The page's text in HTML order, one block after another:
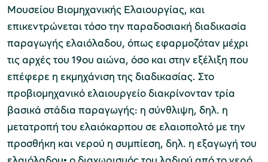
Μουσείου Βιομηχανικής Ελαιουργίας, και
επικεντρώνεται τόσο την παραδοσιακή διαδικασία
παραγωγής ελαιόλαδου, όπως εφαρμοζόταν μέχρι
τις αρχές του 19ου αιώνα, όσο και στην εξέλιξη που
επέφερε η εκμηχάνιση της διαδικασίας. Στο
προβιομηχανικό ελαιουργείο διακρίνονταν τρία
βασικά στάδια παραγωγής: η σύνθλιψη, δηλ. η
μετατροπή του ελαιόκαρπου σε ελαιοπολτό με την
προσθήκη και νερού η συμπίεση, δηλ. η εξαγωγή του